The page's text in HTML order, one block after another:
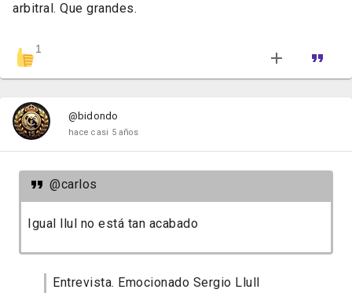
arbitral. Que grandes.
1
@bidondo
hace casi 5 años
@carlos
Igual llul no está tan acabado
Entrevista. Emocionado Sergio Llull